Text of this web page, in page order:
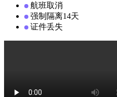
航班取消
强制隔离14天
证件丢失